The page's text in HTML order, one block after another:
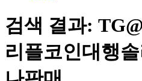
검색 결과:
리플코인대행